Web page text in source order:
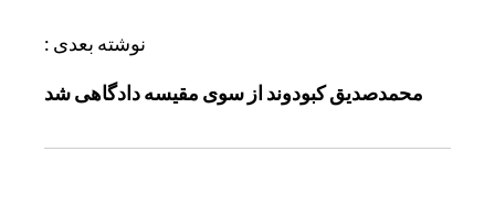
ه
نوشته بعدی :
محمدصدیق کبودوند از سوی مقیسه دادگاهی شد